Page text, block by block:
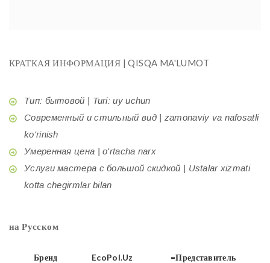
КРАТКАЯ ИНФОРМАЦИЯ | QISQA MA'LUMOT
Тип: бытовой | Turi: uy uchun
Современный и стильный вид | zamonaviy va nafosatli
ko'rinish
Умеренная цена | o'rtacha narx
Услуги мастера с большой скидкой | Ustalar xizmati
kotta chegirmlar bilan
на Русском
Бренд EcoPol.Uz =Представитель